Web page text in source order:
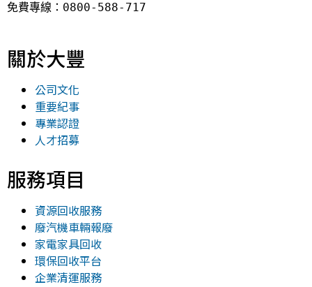
免費專線：0800-588-717
關於大豐
公司文化
重要紀事
專業認證
人才招募
服務項目
資源回收服務
廢汽機車輛報廢
家電家具回收
環保回收平台
企業清運服務